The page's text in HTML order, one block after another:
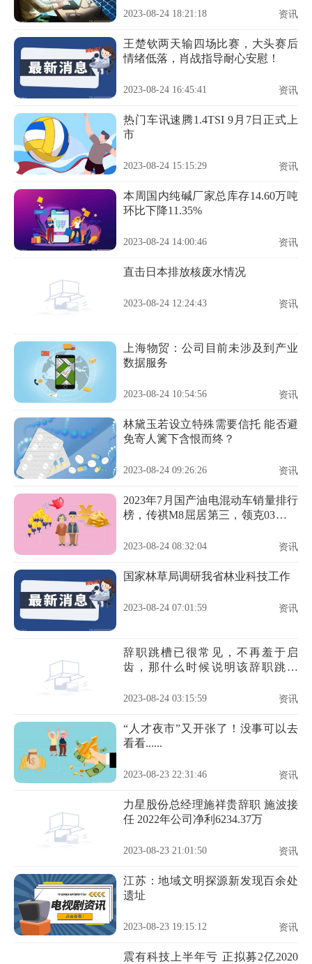
2023-08-24 18:21:18 资讯
王楚钦两天输四场比赛，大头赛后
情绪低落，肖战指导耐心安慰！
2023-08-24 16:45:41 资讯
热门车讯速腾1.4TSI 9月7日正式上
市
2023-08-24 15:15:29 资讯
本周国内纯碱厂家总库存14.60万吨
环比下降11.35%
2023-08-24 14:00:46 资讯
​直击日本排放核废水情况
2023-08-24 12:24:43 资讯
上海物贸：公司目前未涉及到产业
数据服务
2023-08-24 10:54:56 资讯
林黛玉若设立特殊需要信托 能否避
免寄人篱下含恨而终？
2023-08-24 09:26:26 资讯
2023年7月国产油电混动车销量排行
榜，传祺M8屈居第三，领克03成最
2023-08-24 08:32:04 资讯
国家林草局调研我省林业科技工作
2023-08-24 07:01:59 资讯
辞职跳槽已很常见，不再羞于启
齿，那什么时候说明该辞职跳槽
2023-08-24 03:15:59 资讯
“人才夜市”又开张了！没事可以去
看看......
2023-08-23 22:31:46 资讯
力星股份总经理施祥贵辞职 施波接
任 2022年公司净利6234.37万
2023-08-23 21:01:50 资讯
江苏：地域文明探源新发现百余处
遗址
2023-08-23 19:15:12 资讯
震有科技上半年亏 正拟募2亿2020